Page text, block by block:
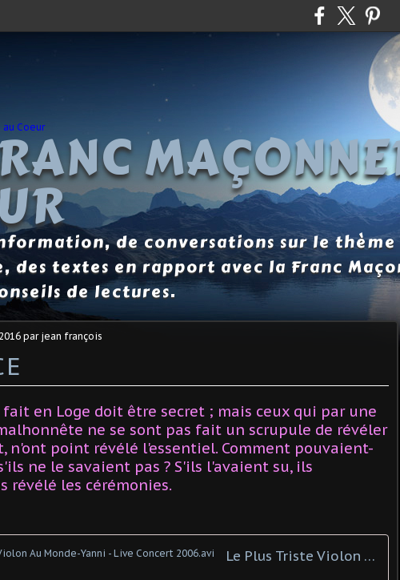
de conversations sur le thème
des textes en rapport avec la Franc
de lectures.
par jean françois
fait en Loge doit être secret ; mais ceux qui par une
ne se sont pas fait un scrupule de révéler
n'ont point révélé l'essentiel. Comment pouvaient-
ne le savaient pas ? S'ils l'avaient su, ils
révélé les cérémonies.
Le Plus Triste Violon Au Monde-Yanni - Live Concert 2006.avi